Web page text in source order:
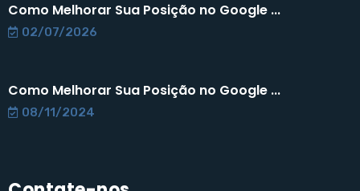
Como Melhorar Sua Posição no Google ...
02/07/2026
Como Melhorar Sua Posição no Google ...
08/11/2024